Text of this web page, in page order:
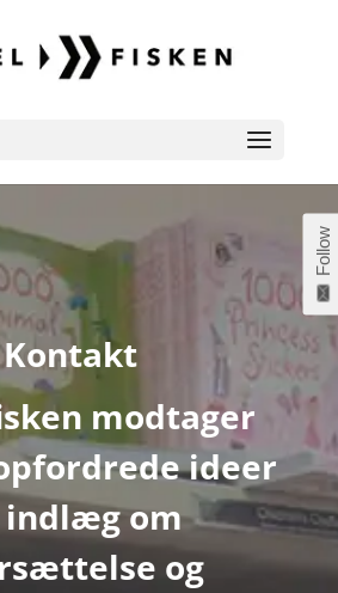
Kontakt
modtager
ideer
indlæg om
og
Follow